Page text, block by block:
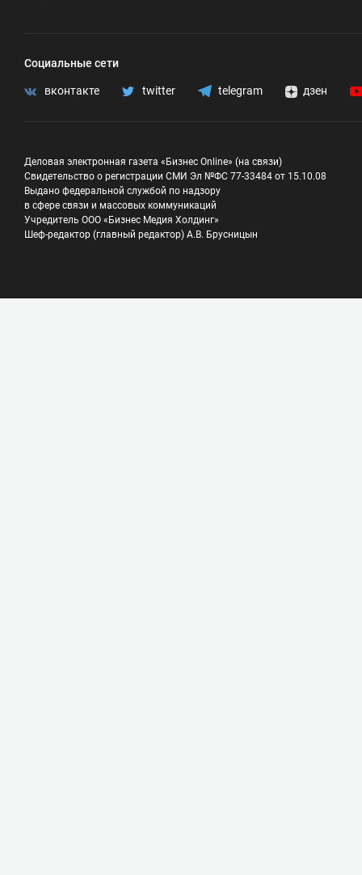
Социальные сети
вконтакте twitter telegram дзен
Деловая электронная газета «Бизнес Online» (на связи)
Свидетельство о регистрации СМИ Эл №ФС 77-33484 от 15.10.08
Выдано федеральной службой по надзору
в сфере связи и массовых коммуникаций
Учредитель ООО «Бизнес Медия Холдинг»
Шеф-редактор (главный редактор) А.В. Брусницын